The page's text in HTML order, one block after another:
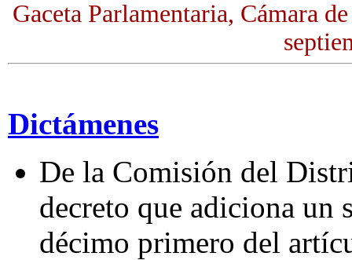
Gaceta Parlamentaria, Cámara
Dictámenes
De la Comisión del
decreto que adiciona un
décimo primero del